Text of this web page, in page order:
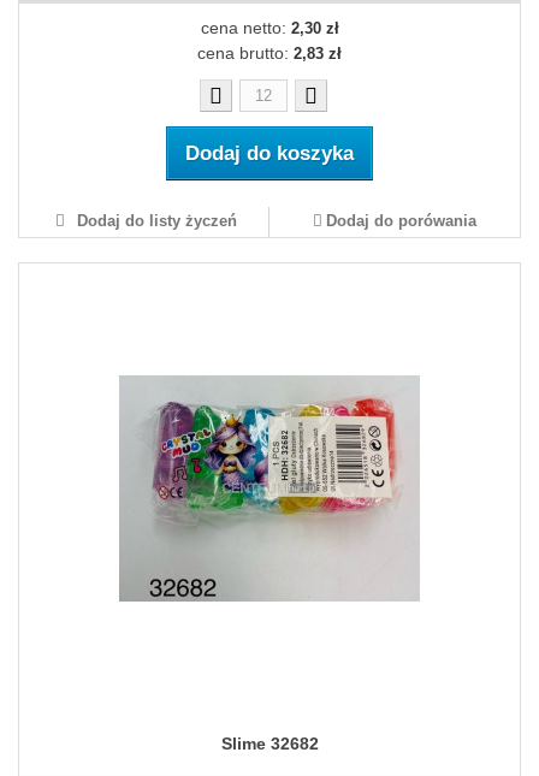
cena netto: 2,30 zł
cena brutto: 2,83 zł
Dodaj do koszyka
Dodaj do listy życzeń Dodaj do porówania
Slime 32682